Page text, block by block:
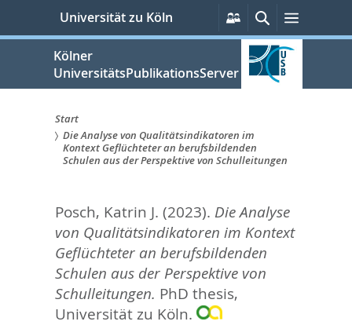
springen
Universität zu Köln
Persönliche
Services
SucheMenü
Kölner
UniversitätsPublikationsServer
Sie
hier:
Start
Die Analyse von Qualitätsindikatoren im
Kontext Geflüchteter an berufsbildenden
Schulen aus der Perspektive von Schulleitungen
Posch, Katrin J. (2023). Die Analyse
von Qualitätsindikatoren im Kontext
Geflüchteter an berufsbildenden
Schulen aus der Perspektive von
Schulleitungen. PhD thesis,
Universität zu Köln.